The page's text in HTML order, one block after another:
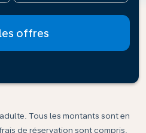
offres
Tous les montants sont en
de réservation sont compris.